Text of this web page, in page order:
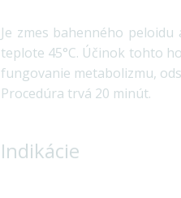
Je zmes bahenného
teplote 45°C. Účinok tohto
fungovanie metabolizmu,
Procedúra trvá 20 minút.
Indikácie